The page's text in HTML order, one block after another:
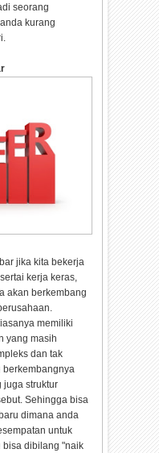
seorang
kurang
jika kita bekerja
kerja keras,
akan berkembang
memiliki
yang masih
dan tak
berkembangnya
juga struktur
Sehingga bisa
dimana anda
untuk
bisa dibilang "naik